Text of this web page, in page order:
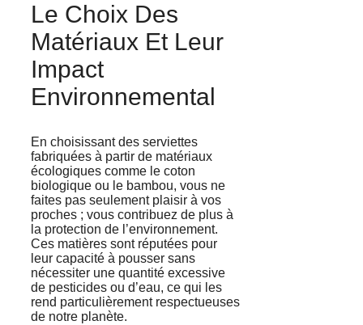
Le Choix Des
Matériaux Et Leur
Impact
Environnemental
En choisissant des serviettes
fabriquées à partir de matériaux
écologiques comme le coton
biologique ou le bambou, vous ne
faites pas seulement plaisir à vos
proches ; vous contribuez de plus à
la protection de l’environnement.
Ces matières sont réputées pour
leur capacité à pousser sans
nécessiter une quantité excessive
de pesticides ou d’eau, ce qui les
rend particulièrement respectueuses
de notre planète.